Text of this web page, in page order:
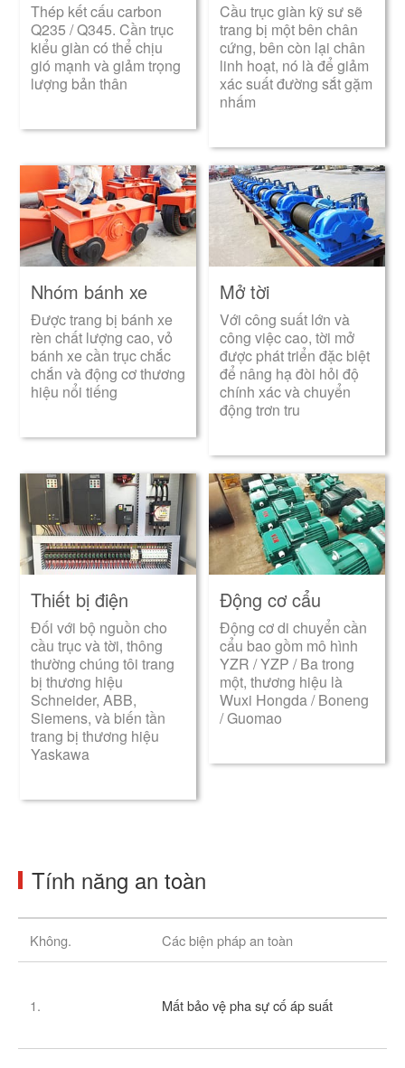
Thép kết cấu carbon
Q235 / Q345. Cần trục
kiểu giàn có thể chịu
gió mạnh và giảm trọng
lượng bản thân
Cầu trục giàn kỹ sư sẽ
trang bị một bên chân
cứng, bên còn lại chân
linh hoạt, nó là để giảm
xác suất đường sắt gặm
nhấm
Nhóm bánh xe
Được trang bị bánh xe
rèn chất lượng cao, vỏ
bánh xe cần trục chắc
chắn và động cơ thương
hiệu nổi tiếng
Mở tời
Với công suất lớn và
công việc cao, tời mở
được phát triển đặc biệt
để nâng hạ đòi hỏi độ
chính xác và chuyển
động trơn tru
Thiết bị điện
Đối với bộ nguồn cho
cầu trục và tời, thông
thường chúng tôi trang
bị thương hiệu
Schneider, ABB,
Siemens, và biến tần
trang bị thương hiệu
Yaskawa
Động cơ cẩu
Động cơ di chuyển cần
cẩu bao gồm mô hình
YZR / YZP / Ba trong
một, thương hiệu là
Wuxi Hongda / Boneng
/ Guomao
Tính năng an toàn
Không. Các biện pháp an toàn
1. Mất bảo vệ pha sự cố áp suất